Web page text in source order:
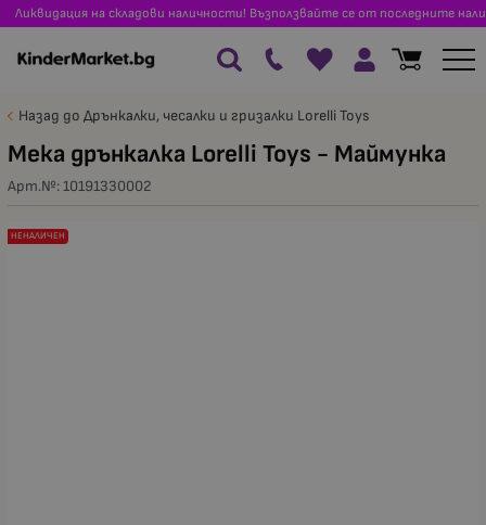
Ликвидация на складови наличности! Възползвайте се от последните
Назад до Дрънкалки, чесалки и гризалки Lorelli Toys
Мека дрънкалка Lorelli Toys - Маймунка
Арт.№:10191330002
НЕНАЛИЧЕН